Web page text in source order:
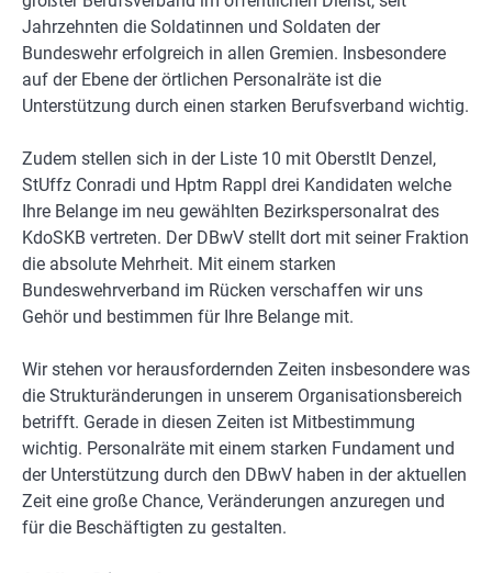
Jahrzehnten die Soldatinnen und Soldaten der
Bundeswehr erfolgreich in allen Gremien. Insbesondere
auf der Ebene der örtlichen Personalräte ist die
Unterstützung durch einen starken Berufsverband wichtig.
Zudem stellen sich in der Liste 10 mit Oberstlt Denzel,
StUffz Conradi und Hptm Rappl drei Kandidaten welche
Ihre Belange im neu gewählten Bezirkspersonalrat des
KdoSKB vertreten. Der DBwV stellt dort mit seiner Fraktion
die absolute Mehrheit. Mit einem starken
Bundeswehrverband im Rücken verschaffen wir uns
Gehör und bestimmen für Ihre Belange mit.
Wir stehen vor herausfordernden Zeiten insbesondere was
die Strukturänderungen in unserem Organisationsbereich
betrifft. Gerade in diesen Zeiten ist Mitbestimmung
wichtig. Personalräte mit einem starken Fundament und
der Unterstützung durch den DBwV haben in der aktuellen
Zeit eine große Chance, Veränderungen anzuregen und
für die Beschäftigten zu gestalten.